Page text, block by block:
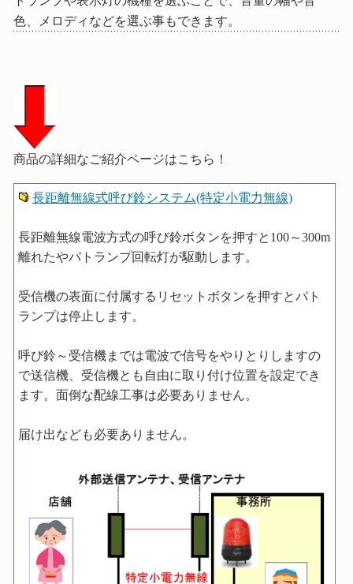
色、メロディなどを選ぶ事もできます。
商品の詳細なご紹介ページはこちら！
長距離無線式呼び鈴システム(特定小電力無線)
長距離無線電波方式の呼び鈴ボタンを押すと100～300m
離れたやパトランプ回転灯が駆動します。
受信機の表面に付属するリセットボタンを押すとパト
ランプは停止します。
呼び鈴～受信機までは電波で信号をやりとりしますの
で送信機、受信機とも自由に取り付け位置を設定でき
ます。面倒な配線工事は必要ありません。
届け出なども必要ありません。